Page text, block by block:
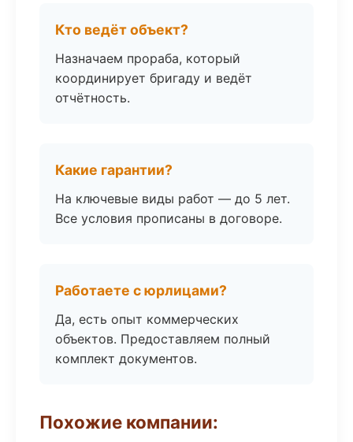
Кто ведёт объект?
Назначаем прораба, который
координирует бригаду и ведёт
отчётность.
Какие гарантии?
На ключевые виды работ — до 5 лет.
Все условия прописаны в договоре.
Работаете с юрлицами?
Да, есть опыт коммерческих
объектов. Предоставляем полный
комплект документов.
Похожие компании: